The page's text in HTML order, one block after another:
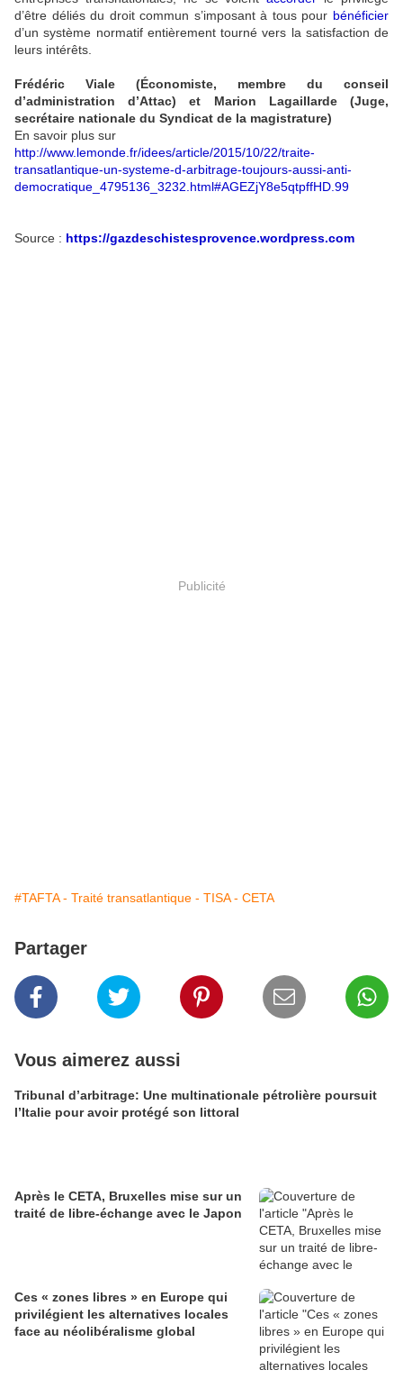
d’être déliés du droit commun s’imposant à tous pour bénéficier
d’un système normatif entièrement tourné vers la satisfaction de
leurs intérêts.
Frédéric Viale (Économiste, membre du conseil
d’administration d’Attac) et Marion Lagaillarde (Juge,
secrétaire nationale du Syndicat de la magistrature)
En savoir plus sur
http://www.lemonde.fr/idees/article/2015/10/22/traite-
transatlantique-un-systeme-d-arbitrage-toujours-aussi-anti-
democratique_4795136_3232.html#AGEZjY8e5qtpffHD.99
Source : https://gazdeschistesprovence.wordpress.com
Publicité
#TAFTA - Traité transatlantique - TISA - CETA
Partager
Vous aimerez aussi
Tribunal d’arbitrage: Une multinationale pétrolière poursuit
l’Italie pour avoir protégé son littoral
Après le CETA, Bruxelles mise sur un
traité de libre-échange avec le Japon
Ces « zones libres » en Europe qui
privilégient les alternatives locales
face au néolibéralisme global